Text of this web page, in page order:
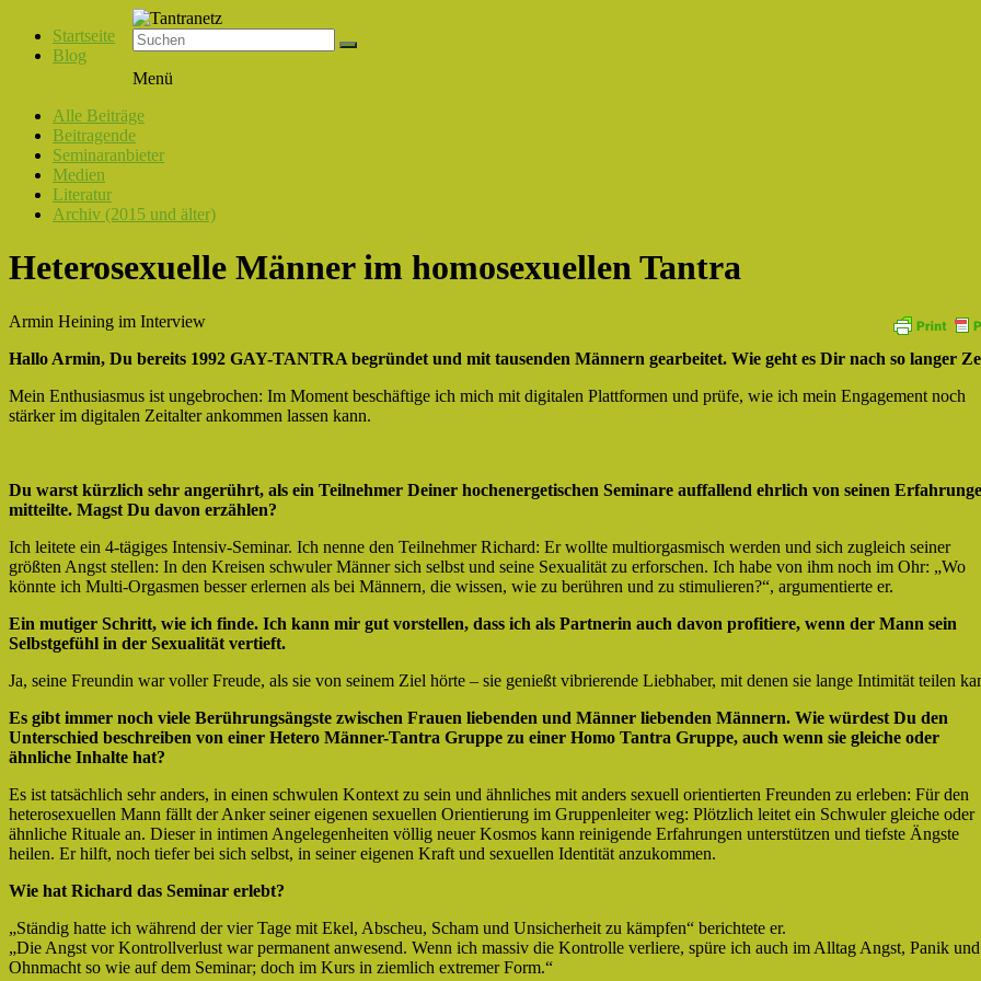
Startseite
Blog
Tantranetz
Liebe,
Eros
Tantra
Menü
Alle Beiträge
Beitragende
Seminaranbieter
Medien
Literatur
Archiv (2015 und älter)
Heterosexuelle Männer im homosexuellen Tantra
Armin Heining im Interview
Hallo Armin, Du bereits 1992 GAY-TANTRA begründet und mit tausenden Männern gearbeitet. Wie geht es Dir nach so langer
Mein Enthusiasmus ist ungebrochen: Im Moment beschäftige ich mich mit digitalen Plattformen und prüfe, wie ich mein Engagement noch
stärker im digitalen Zeitalter ankommen lassen kann.
Du warst kürzlich sehr angerührt, als ein Teilnehmer Deiner hochenergetischen Seminare auffallend ehrlich von seinen
mitteilte. Magst Du davon erzählen?
Ich leitete ein 4-tägiges Intensiv-Seminar. Ich nenne den Teilnehmer Richard: Er wollte multiorgasmisch werden und sich zugleich seiner
größten Angst stellen: In den Kreisen schwuler Männer sich selbst und seine Sexualität zu erforschen. Ich habe von ihm noch im Ohr: „Wo
könnte ich Multi-Orgasmen besser erlernen als bei Männern, die wissen, wie zu berühren und zu stimulieren?“, argumentierte er.
Ein mutiger Schritt, wie ich finde. Ich kann mir gut vorstellen, dass ich als Partnerin auch davon profitiere, wenn der Mann sein
Selbstgefühl in der Sexualität vertieft.
Ja, seine Freundin war voller Freude, als sie von seinem Ziel hörte – sie genießt vibrierende Liebhaber, mit denen sie lange Intimität teilen
Es gibt immer noch viele Berührungsängste zwischen Frauen liebenden und Männer liebenden Männern. Wie würdest Du den
Unterschied beschreiben von einer Hetero Männer-Tantra Gruppe zu einer Homo Tantra Gruppe, auch wenn sie gleiche oder
ähnliche Inhalte hat?
Es ist tatsächlich sehr anders, in einen schwulen Kontext zu sein und ähnliches mit anders sexuell orientierten Freunden zu erleben: Für den
heterosexuellen Mann fällt der Anker seiner eigenen sexuellen Orientierung im Gruppenleiter weg: Plötzlich leitet ein Schwuler gleiche oder
ähnliche Rituale an. Dieser in intimen Angelegenheiten völlig neuer Kosmos kann reinigende Erfahrungen unterstützen und tiefste Ängste
heilen. Er hilft, noch tiefer bei sich selbst, in seiner eigenen Kraft und sexuellen Identität anzukommen.
Wie hat Richard das Seminar erlebt?
„Ständig hatte ich während der vier Tage mit Ekel, Abscheu, Scham und Unsicherheit zu kämpfen“ berichtete er.
„Die Angst vor Kontrollverlust war permanent anwesend. Wenn ich massiv die Kontrolle verliere, spüre ich auch im Alltag Angst, Panik und
Ohnmacht so wie auf dem Seminar; doch im Kurs in ziemlich extremer Form.“